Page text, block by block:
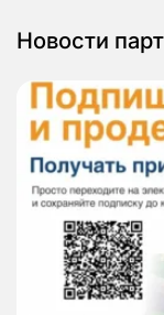
Новости